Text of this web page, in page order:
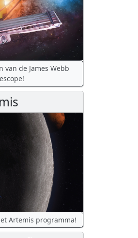
van de James Webb
Artemis programma!